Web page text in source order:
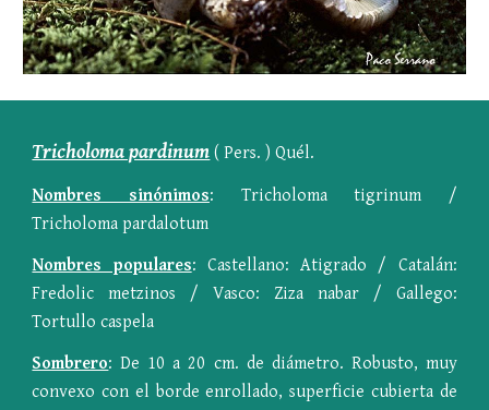
Tricholoma pardinum ( Pers. ) Quél.
Nombres sinónimos: Tricholoma tigrinum /
Tricholoma pardalotum
Nombres populares: Castellano: Atigrado / Catalán:
Fredolic metzinos / Vasco: Ziza nabar / Gallego:
Tortullo caspela
Sombrero: De 10 a 20 cm. de diámetro. Robusto, muy
convexo con el borde enrollado, superficie cubierta de